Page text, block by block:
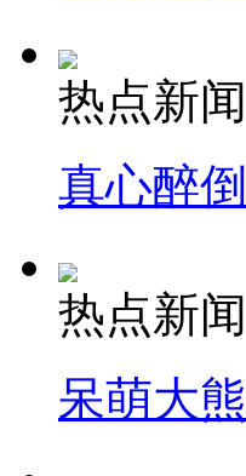
热点新闻
真心醉
热点新闻
呆萌大